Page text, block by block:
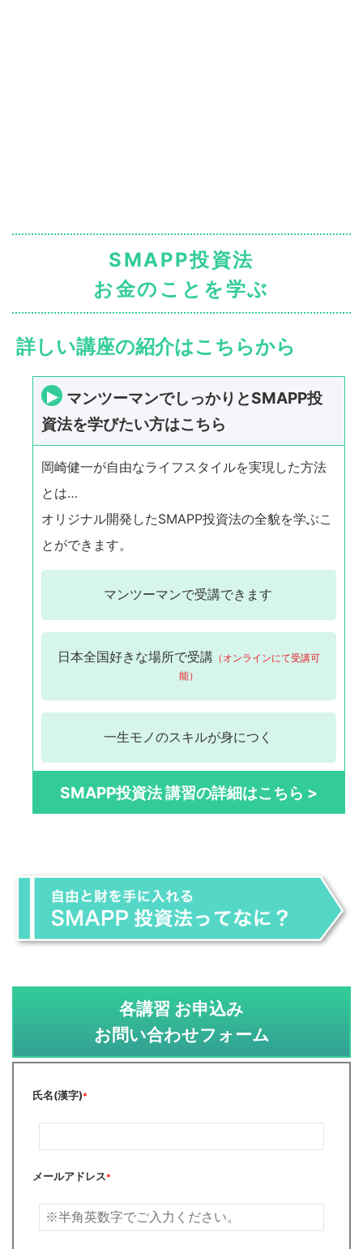
SMAPP投資法
お金のことを学ぶ
詳しい講座の紹介はこちらから
マンツーマンでしっかりとSMAPP投
資法を学びたい方はこちら
岡崎健一が自由なライフスタイルを実現した方法
とは…
オリジナル開発したSMAPP投資法の全貌を学ぶこ
とができます。
マンツーマンで受講できます
日本全国好きな場所で受講 （オンラインにて受講可
能）
一生モノのスキルが身につく
SMAPP投資法 講習の詳細はこちら >
各講習 お申込み
お問い合わせフォーム
氏名(漢字)*
メールアドレス*